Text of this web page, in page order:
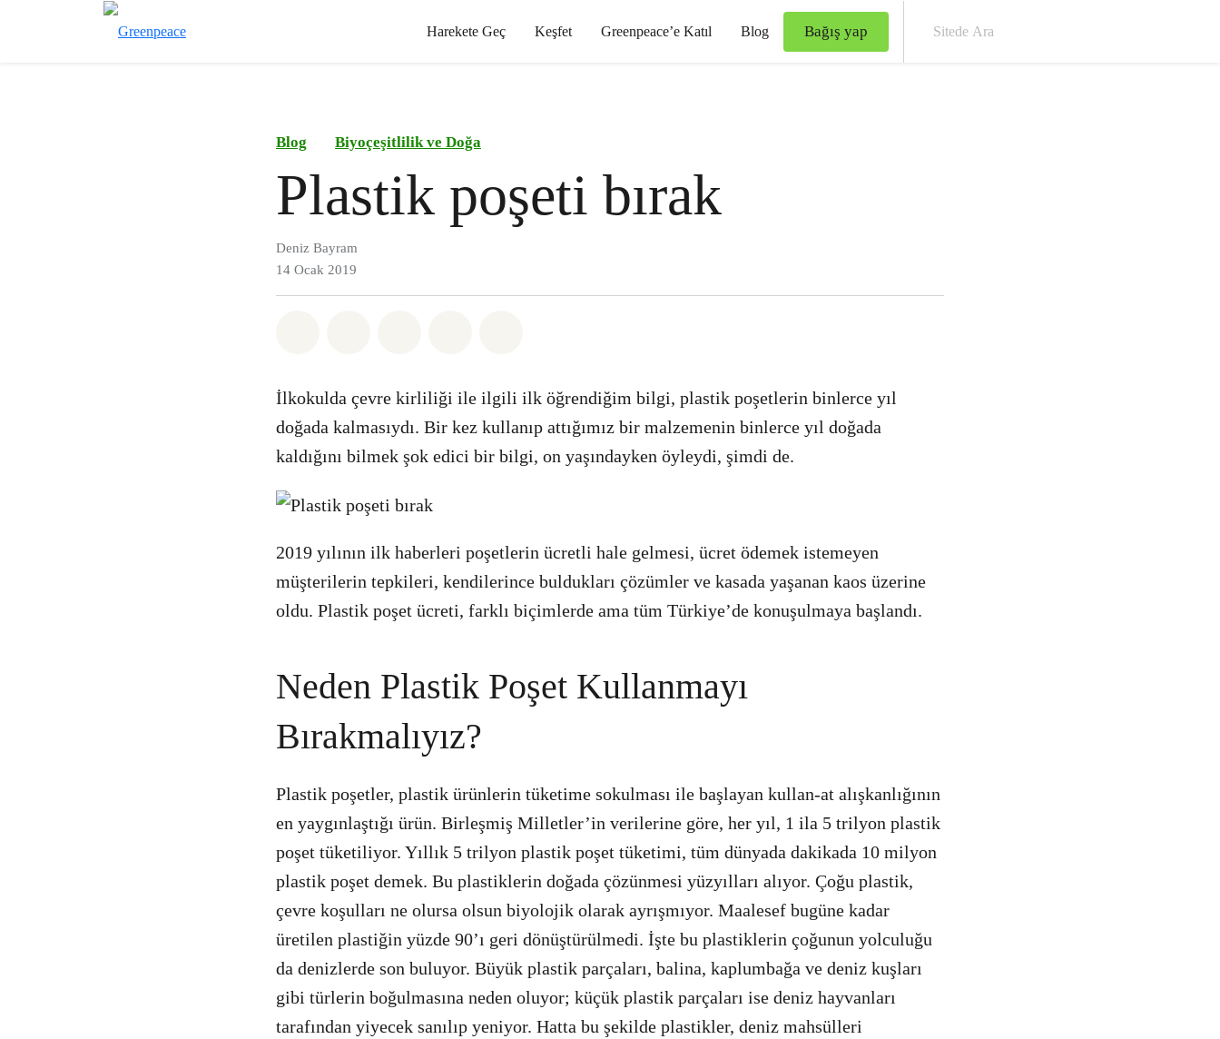
Harekete Geç Keşfet Greenpeace’e Katıl Blog Bağış yap
Blog Biyoçeşitlilik ve Doğa
Plastik poşeti bırak
Deniz Bayram
14 Ocak 2019
İlkokulda çevre kirliliği ile ilgili ilk öğrendiğim bilgi, plastik poşetlerin binlerce yıl
doğada kalmasıydı. Bir kez kullanıp attığımız bir malzemenin binlerce yıl doğada
kaldığını bilmek şok edici bir bilgi, on yaşındayken öyleydi, şimdi de.
2019 yılının ilk haberleri poşetlerin ücretli hale gelmesi, ücret ödemek istemeyen
müşterilerin tepkileri, kendilerince buldukları çözümler ve kasada yaşanan kaos üzerine
oldu. Plastik poşet ücreti, farklı biçimlerde ama tüm Türkiye’de konuşulmaya başlandı.
Neden Plastik Poşet Kullanmayı
Bırakmalıyız?
Plastik poşetler, plastik ürünlerin tüketime sokulması ile başlayan kullan-at alışkanlığının
en yaygınlaştığı ürün. Birleşmiş Milletler’in verilerine göre, her yıl, 1 ila 5 trilyon plastik
poşet tüketiliyor. Yıllık 5 trilyon plastik poşet tüketimi, tüm dünyada dakikada 10 milyon
plastik poşet demek. Bu plastiklerin doğada çözünmesi yüzyılları alıyor. Çoğu plastik,
çevre koşulları ne olursa olsun biyolojik olarak ayrışmıyor. Maalesef bugüne kadar
üretilen plastiğin yüzde 90’ı geri dönüştürülmedi. İşte bu plastiklerin çoğunun yolculuğu
da denizlerde son buluyor. Büyük plastik parçaları, balina, kaplumbağa ve deniz kuşları
gibi türlerin boğulmasına neden oluyor; küçük plastik parçaları ise deniz hayvanları
tarafından yiyecek sanılıp yeniyor. Hatta bu şekilde plastikler, deniz mahsülleri